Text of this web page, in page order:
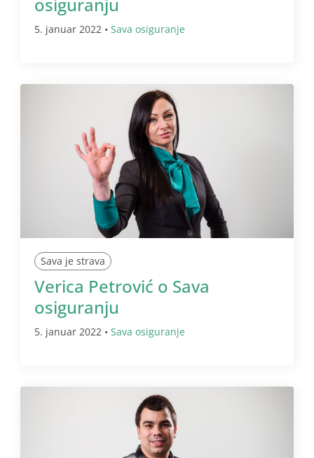
osiguranju
5. januar 2022 • Sava osiguranje
Sava je strava
Verica Petrović o Sava
osiguranju
5. januar 2022 • Sava osiguranje